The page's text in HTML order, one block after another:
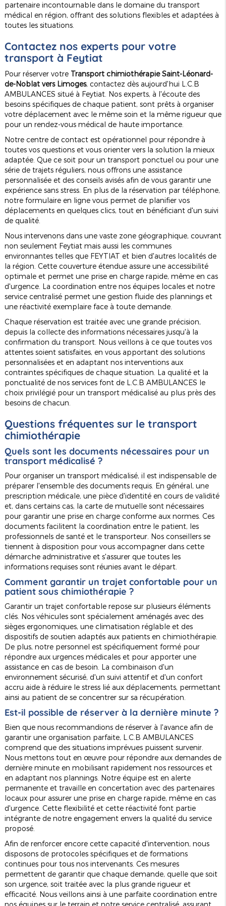
partenaire incontournable dans le domaine du transport
médical en région, offrant des solutions flexibles et adaptées à
toutes les situations.
Contactez nos experts pour votre
transport à Feytiat
Pour réserver votre Transport chimiothérapie Saint-Léonard-
de-Noblat vers Limoges, contactez dès aujourd'hui L.C.B
AMBULANCES situé à Feytiat. Nos experts, à l'écoute des
besoins spécifiques de chaque patient, sont prêts à organiser
votre déplacement avec le même soin et la même rigueur que
pour un rendez-vous médical de haute importance.
Notre centre de contact est opérationnel pour répondre à
toutes vos questions et vous orienter vers la solution la mieux
adaptée. Que ce soit pour un transport ponctuel ou pour une
série de trajets réguliers, nous offrons une assistance
personnalisée et des conseils avisés afin de vous garantir une
expérience sans stress. En plus de la réservation par téléphone,
notre formulaire en ligne vous permet de planifier vos
déplacements en quelques clics, tout en bénéficiant d'un suivi
de qualité.
Nous intervenons dans une vaste zone géographique, couvrant
non seulement Feytiat mais aussi les communes
environnantes telles que FEYTIAT et bien d'autres localités de
la région. Cette couverture étendue assure une accessibilité
optimale et permet une prise en charge rapide, même en cas
d'urgence. La coordination entre nos équipes locales et notre
service centralisé permet une gestion fluide des plannings et
une réactivité exemplaire face à toute demande.
Chaque réservation est traitée avec une grande précision,
depuis la collecte des informations nécessaires jusqu'à la
confirmation du transport. Nous veillons à ce que toutes vos
attentes soient satisfaites, en vous apportant des solutions
personnalisées et en adaptant nos interventions aux
contraintes spécifiques de chaque situation. La qualité et la
ponctualité de nos services font de L.C.B AMBULANCES le
choix privilégié pour un transport médicalisé au plus près des
besoins de chacun.
Questions fréquentes sur le transport
chimiothérapie
Quels sont les documents nécessaires pour un
transport médicalisé ?
Pour organiser un transport médicalisé, il est indispensable de
préparer l'ensemble des documents requis. En général, une
prescription médicale, une pièce d'identité en cours de validité
et, dans certains cas, la carte de mutuelle sont nécessaires
pour garantir une prise en charge conforme aux normes. Ces
documents facilitent la coordination entre le patient, les
professionnels de santé et le transporteur. Nos conseillers se
tiennent à disposition pour vous accompagner dans cette
démarche administrative et s'assurer que toutes les
informations requises sont réunies avant le départ.
Comment garantir un trajet confortable pour un
patient sous chimiothérapie ?
Garantir un trajet confortable repose sur plusieurs éléments
clés. Nos véhicules sont spécialement aménagés avec des
sièges ergonomiques, une climatisation réglable et des
dispositifs de soutien adaptés aux patients en chimiothérapie.
De plus, notre personnel est spécifiquement formé pour
répondre aux urgences médicales et pour apporter une
assistance en cas de besoin. La combinaison d'un
environnement sécurisé, d'un suivi attentif et d'un confort
accru aide à réduire le stress lié aux déplacements, permettant
ainsi au patient de se concentrer sur sa récupération.
Est-il possible de réserver à la dernière minute ?
Bien que nous recommandions de réserver à l'avance afin de
garantir une organisation parfaite, L.C.B AMBULANCES
comprend que des situations imprévues puissent survenir.
Nous mettons tout en œuvre pour répondre aux demandes de
dernière minute en mobilisant rapidement nos ressources et
en adaptant nos plannings. Notre équipe est en alerte
permanente et travaille en concertation avec des partenaires
locaux pour assurer une prise en charge rapide, même en cas
d'urgence. Cette flexibilité et cette réactivité font partie
intégrante de notre engagement envers la qualité du service
proposé.
Afin de renforcer encore cette capacité d'intervention, nous
disposons de protocoles spécifiques et de formations
continues pour tous nos intervenants. Ces mesures
permettent de garantir que chaque demande, quelle que soit
son urgence, soit traitée avec la plus grande rigueur et
efficacité. Nous veillons ainsi à une parfaite coordination entre